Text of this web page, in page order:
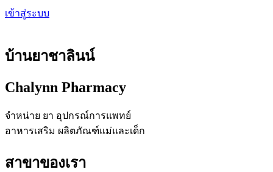
เข้าสู่ระบบ
บ้านยาชาลินน์
Chalynn Pharmacy
จำหน่าย ยา อุปกรณ์การแพทย์
อาหารเสริม ผลิตภัณฑ์แม่และเด็ก
สาขาของเรา